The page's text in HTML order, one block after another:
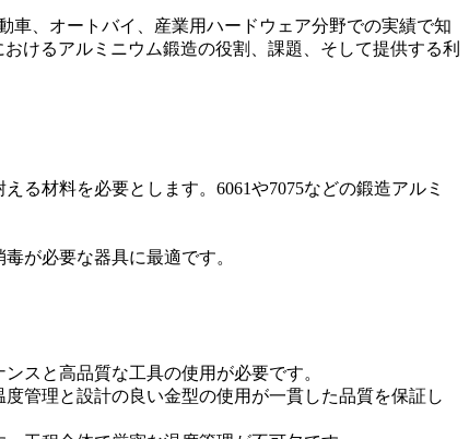
車、オートバイ、産業用ハードウェア分野での実績で知
けるアルミニウム鍛造の役割、課題、そして提供する利
る材料を必要とします。6061や7075などの鍛造アルミ
が必要な器具に最適です。
スと高品質な工具の使用が必要です。
管理と設計の良い金型の使用が一貫した品質を保証し